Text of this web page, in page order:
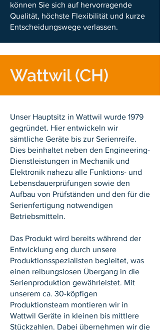
können Sie sich auf hervorragende
Qualität, höchste Flexibilität und kurze
Entscheidungswege verlassen.
Wattwil (CH)
Unser Hauptsitz in Wattwil wurde 1979
gegründet. Hier entwickeln wir
sämtliche Geräte bis zur Serienreife.
Dies beinhaltet neben den Engineering-
Dienstleistungen in Mechanik und
Elektronik nahezu alle Funktions- und
Lebensdauerprüfungen sowie den
Aufbau von Prüfständen und den für die
Serienfertigung notwendigen
Betriebsmitteln.
Das Produkt wird bereits während der
Entwicklung eng durch unsere
Produktionsspezialisten begleitet, was
einen reibungslosen Übergang in die
Serienproduktion gewährleistet. Mit
unserem ca. 30-köpfigen
Produktionsteam montieren wir in
Wattwil Geräte in kleinen bis mittlere
Stückzahlen. Dabei übernehmen wir die